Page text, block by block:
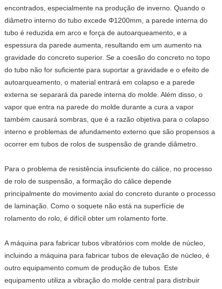
encontrados, especialmente na produção de inverno. Quando o
diâmetro interno do tubo excede Φ1200mm, a parede interna do
tubo é reduzida em arco e força de autoarqueamento, e a
espessura da parede aumenta, resultando em um aumento na
gravidade do concreto superior. Se a coesão do concreto no topo
do tubo não for suficiente para suportar a gravidade e o efeito de
autoarqueamento, o material entrará em colapso e a parede
externa se separará da parede interna do molde. Além disso, o
vapor que entra na parede do molde durante a cura a vapor
também causará sombras, que é a razão objetiva para o colapso
interno e problemas de afundamento externo que são propensos a
ocorrer em tubos de rolos de suspensão de grande diâmetro.
Para o problema de resistência insuficiente do cálice, no processo
de rolo de suspensão, a formação do cálice depende
principalmente do movimento axial do concreto durante o processo
de laminação. Como o soquete não está na superfície de
rolamento do rolo, é difícil obter um rolamento forte.
A máquina para fabricar tubos vibratórios com molde de núcleo,
incluindo a máquina para fabricar tubos de elevação de núcleo, é
outro equipamento comum de produção de tubos. Este
equipamento utiliza a vibração do molde central para distribuir